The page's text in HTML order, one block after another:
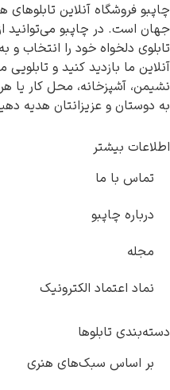
چاپبو فروشگاه آنلاین تابلوهای
جهان است. در چاپبو می‌توانید
تابلوی دلخواه خود را انتخاب
آنلاین ما بازدید کنید و
نشیمن، آشپزخانه، محل کار یا
به دوستان و عزیزانتان هدیه
اطلاعات بیشتر
تماس با ما
درباره چاپبو
مجله
نماد اعتماد الکترونیک
دسته‌بندی تابلوها
بر اساس سبک‌های هنری